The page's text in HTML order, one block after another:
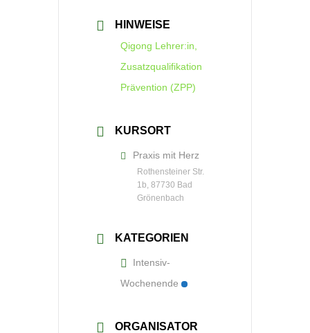
HINWEISE
Qigong Lehrer:in,
Zusatzqualifikation
Prävention (ZPP)
KURSORT
Praxis mit Herz
Rothensteiner Str.
1b, 87730 Bad
Grönenbach
KATEGORIEN
Intensiv-
Wochenende
ORGANISATOR